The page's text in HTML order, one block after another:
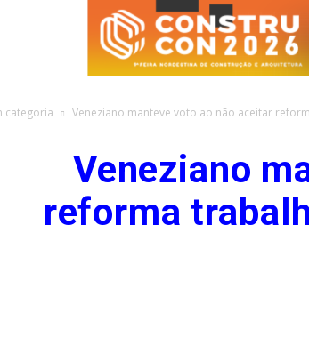
categoria Veneziano manteve voto ao não aceitar
Veneziano
reforma